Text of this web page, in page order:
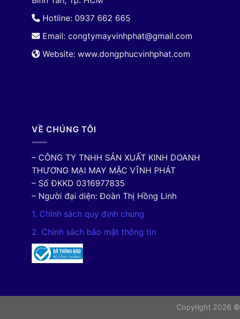
Hotline: 0937 662 665
Email: congtymayvinhphat@gmail.com
Website: www.dongphucvinhphat.com
VỀ CHÚNG TÔI
– CÔNG TY TNHH SẢN XUẤT KINH DOANH
THƯƠNG MẠI MAY MẶC VĨNH PHÁT
– Số ĐKKD 0316977835
– Người đại diện: Đoàn Thị Hồng Linh
1. Chính sách quy định chung
2. Chính sách bảo mật thông tin
Copyright 2026 ©